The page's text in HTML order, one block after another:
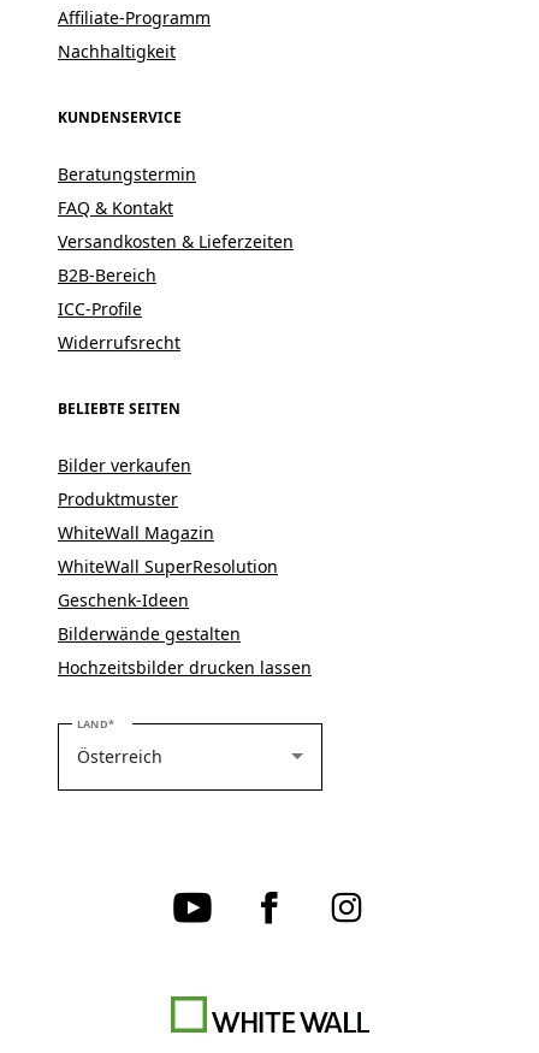
Affiliate-Programm
Nachhaltigkeit
KUNDENSERVICE
Beratungstermin
FAQ & Kontakt
Versandkosten & Lieferzeiten
B2B-Bereich
ICC-Profile
Widerrufsrecht
BELIEBTE SEITEN
Bilder verkaufen
Produktmuster
WhiteWall Magazin
WhiteWall SuperResolution
Geschenk-Ideen
Bilderwände gestalten
Hochzeitsbilder drucken lassen
LANDBITTE WÄHLEN SIE IHR LAND